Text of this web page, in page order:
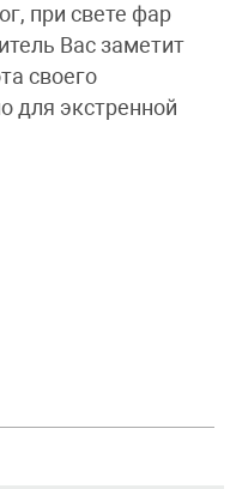
при свете фар
Вас заметит
своего
для экстренной